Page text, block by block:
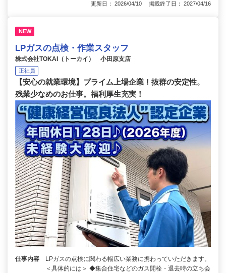
更新日： 2026/04/10 掲載終了日： 2027/04/16
NEW
LPガスの点検・作業スタッフ
株式会社TOKAI（トーカイ） 小田原支店
正社員
【安心の就業環境】プライム上場企業！抜群の安定性。
残業少なめのお仕事。福利厚生充実！
仕事内容
LPガスの点検に関わる幅広い業務に携わっていただきます。
＜具体的には＞ ◆集合住宅などのガス開栓・退去時の立ち会